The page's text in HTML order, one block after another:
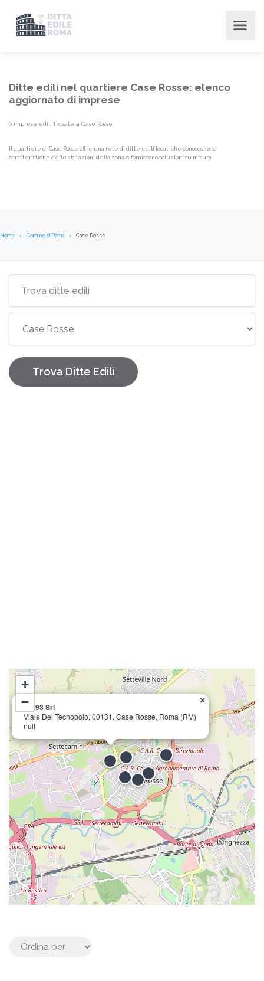
Ditte edili nel quartiere Case Rosse: elenco
aggiornato di imprese
6 imprese edili trovate a Case Rosse
Il quartiere di Case Rosse offre una rete di ditte edili locali che conoscono le
caratteristiche delle abitazioni della zona e forniscono soluzioni su misura.
Home Comune di Roma Case Rosse
Elenco imprese edili Quartiere
Trova Ditte Edili
M 193 Srl
Viale Del Tecnopolo, 00131, Case Rosse, Roma (RM)
null
×
+
−